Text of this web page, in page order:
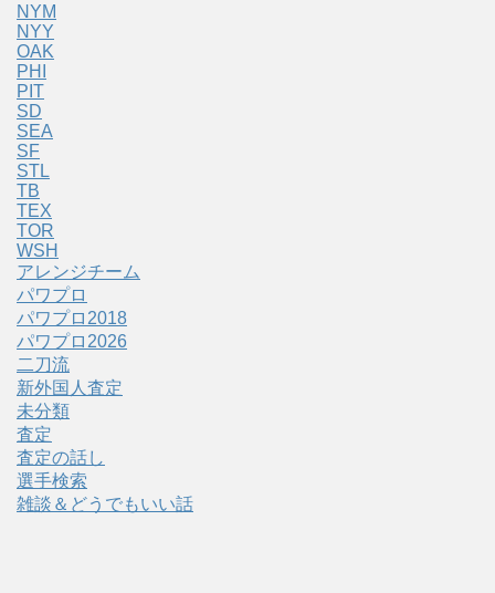
NYM
NYY
OAK
PHI
PIT
SD
SEA
SF
STL
TB
TEX
TOR
WSH
アレンジチーム
パワプロ
パワプロ2018
パワプロ2026
二刀流
新外国人査定
未分類
査定
査定の話し
選手検索
雑談＆どうでもいい話